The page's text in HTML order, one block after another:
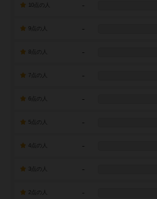
-
-
-
7点の人 -
-
-
-
-
-